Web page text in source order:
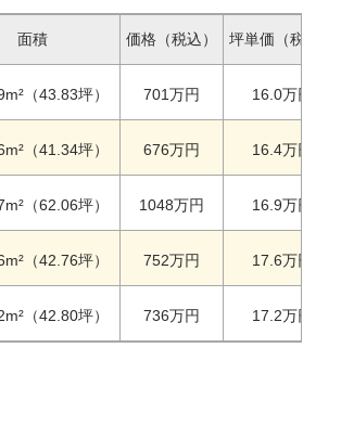
面積 価格（税込） 坪単価（税込）
m²（43.83坪） 701万円 16.0万円
m²（41.34坪） 676万円 16.4万円
m²（62.06坪） 1048万円 16.9万円
m²（42.76坪） 752万円 17.6万円
m²（42.80坪） 736万円 17.2万円